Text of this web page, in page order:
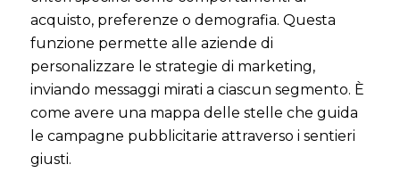
acquisto, preferenze o demografia. Questa
funzione permette alle aziende di
personalizzare le strategie di marketing,
inviando messaggi mirati a ciascun segmento. È
come avere una mappa delle stelle che guida
le campagne pubblicitarie attraverso i sentieri
giusti.